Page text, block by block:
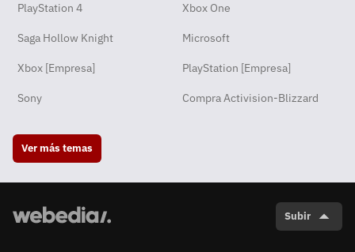
PlayStation 4 Xbox One
Saga Hollow Knight Microsoft
Xbox [Empresa] PlayStation [Empresa]
Sony Compra Activision-Blizzard
Ver más temas
Subir